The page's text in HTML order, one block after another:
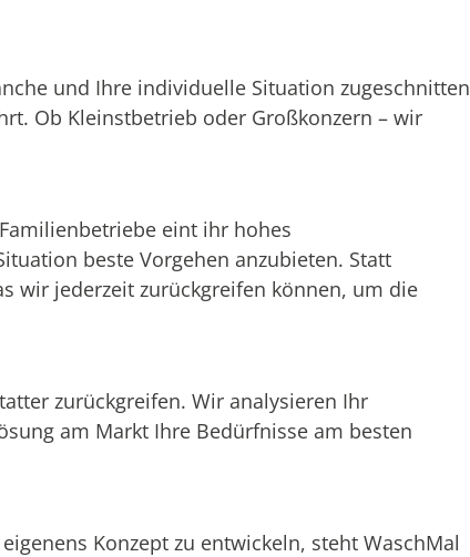
und Ihre individuelle Situation zugeschnitten
Ob Kleinstbetrieb oder Großkonzern – wir
eint ihr hohes
beste Vorgehen anzubieten. Statt
wir jederzeit zurückgreifen können, um die
zurückgreifen. Wir analysieren Ihr
am Markt Ihre Bedürfnisse am besten
Konzept zu entwickeln, steht WaschMal